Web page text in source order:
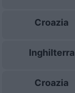
Croazia
Inghilterra
Croazia